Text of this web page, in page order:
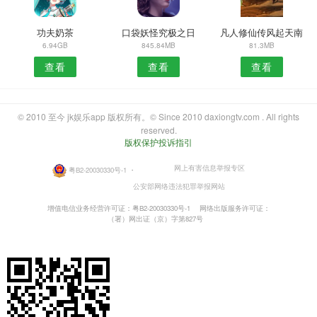
功夫奶茶
6.94GB
查看
口袋妖怪究极之日
845.84MB
查看
凡人修仙传风起天南
81.3MB
查看
© 2010 至今 jk娱乐app 版权所有。© Since 2010 daxiongtv.com . All rights
reserved.
版权保护投诉指引
粤B2-20030330号-1 ・
网上有害信息举报专区
公安部网络违法犯罪举报网站
增值电信业务经营许可证：粤B2-20030330号-1
网络出版服务许可证：
（署）网出证（京）字第827号